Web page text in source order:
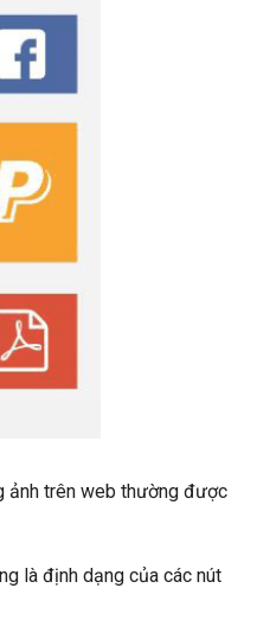
ảnh trên web thường được
là định dạng của các nút